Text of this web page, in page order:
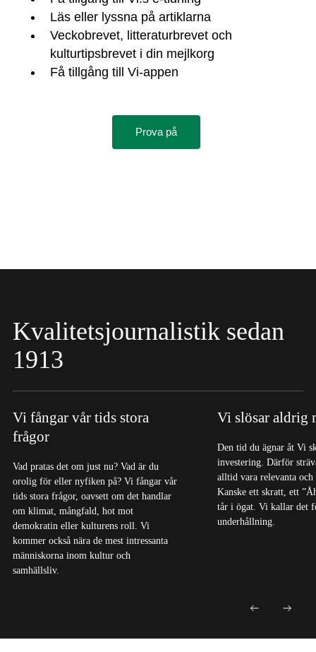
Läs eller lyssna på artiklarna
Veckobrevet, litteraturbrevet och
kulturtipsbrevet i din mejlkorg
Få tillgång till Vi-appen
Prova på
Kvalitetsjournalistik sedan
1913
Vi fångar vår tids stora
frågor
Vad pratas det om just nu? Vad är du
orolig för eller nyfiken på? Vi fångar vår
tids stora frågor, oavsett om det handlar
om klimat, mångfald, hot mot
demokratin eller kulturens roll. Vi
kommer också nära de mest intressanta
människorna inom kultur och
samhällsliv.
Vi slösar aldrig
Den tid du ägnar åt Vi
investering. Därför
alltid vara relevanta och
Kanske ett skratt, ett
tår i ögat. Vi kallar det
underhållning.